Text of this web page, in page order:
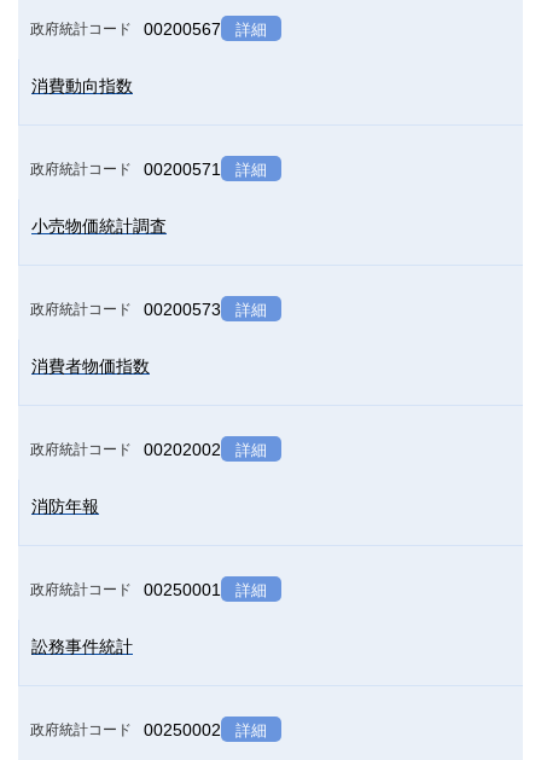
政府統計コード 00200567 詳細
消費動向指数
政府統計コード 00200571 詳細
小売物価統計調査
政府統計コード 00200573 詳細
消費者物価指数
政府統計コード 00202002 詳細
消防年報
政府統計コード 00250001 詳細
訟務事件統計
政府統計コード 00250002 詳細